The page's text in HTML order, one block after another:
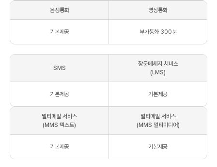
음성통화 영상통화
기본제공 부가통화 300분
SMS
장문메세지 서비스
(LMS)
기본제공 기본제공
멀티메일 서비스
(MMS 텍스트)
멀티메일 서비스
(MMS 멀티미디어)
기본제공 기본제공